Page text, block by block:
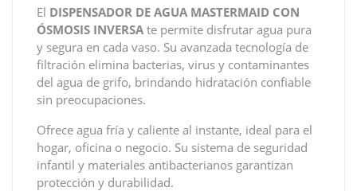
El DISPENSADOR DE AGUA MASTERMAID CON
ÓSMOSIS INVERSA te permite disfrutar agua pura
y segura en cada vaso. Su avanzada tecnología de
filtración elimina bacterias, virus y contaminantes
del agua de grifo, brindando hidratación confiable
sin preocupaciones.
Ofrece agua fría y caliente al instante, ideal para el
hogar, oficina o negocio. Su sistema de seguridad
infantil y materiales antibacterianos garantizan
protección y durabilidad.